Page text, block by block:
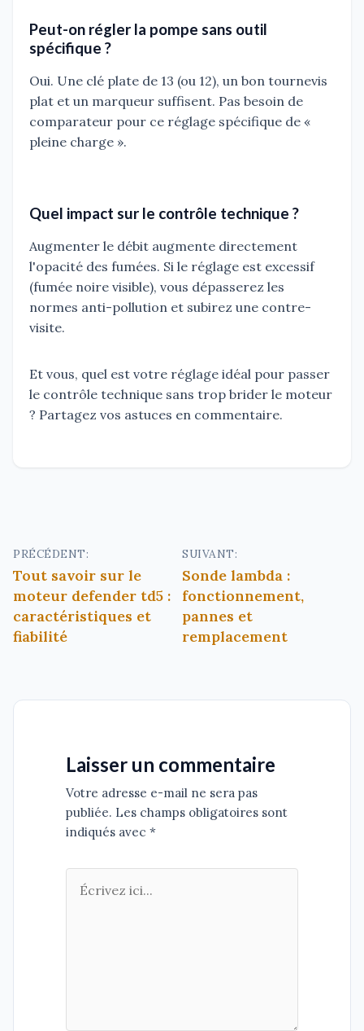
Peut-on régler la pompe sans outil
spécifique ?
Oui. Une clé plate de 13 (ou 12), un bon tournevis
plat et un marqueur suffisent. Pas besoin de
comparateur pour ce réglage spécifique de «
pleine charge ».
Quel impact sur le contrôle technique ?
Augmenter le débit augmente directement
l'opacité des fumées. Si le réglage est excessif
(fumée noire visible), vous dépasserez les
normes anti-pollution et subirez une contre-
visite.
Et vous, quel est votre réglage idéal pour passer
le contrôle technique sans trop brider le moteur
? Partagez vos astuces en commentaire.
Navigation
de
l’article
PRÉCÉDENT:
Tout savoir sur le
moteur defender td5 :
caractéristiques et
fiabilité
SUIVANT:
Sonde lambda :
fonctionnement,
pannes et
remplacement
Laisser un commentaire
Votre adresse e-mail ne sera pas
publiée. Les champs obligatoires sont
indiqués avec *